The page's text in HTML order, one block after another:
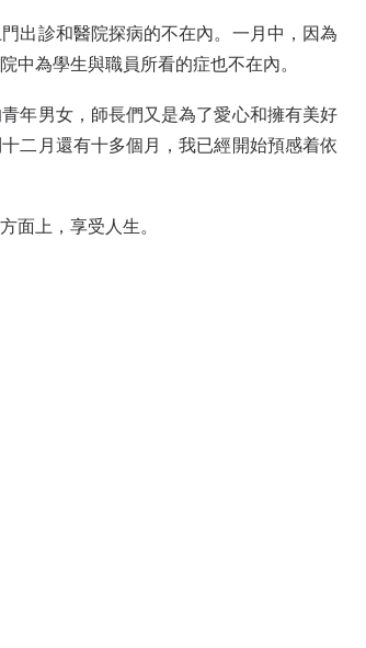
出診和醫院探病的不在內。一月中，因為
中為學生與職員所看的症也不在內。
年男女，師長們又是為了愛心和擁有美好
二月還有十多個月，我已經開始預感着依
面上，享受人生。